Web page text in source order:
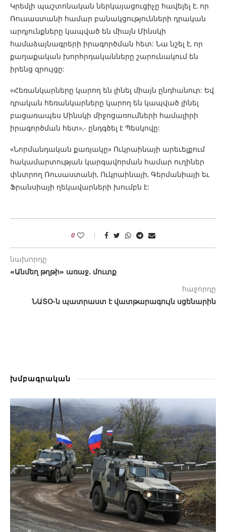
Կրեմլի պաշտոնական ներկայացուցիչը հավելել է, որ
Ռուսաստանի համար բանակցությունների դրական
արդյունքները կապված են միայն Մինսկի
համաձայնագրերի իրագործման հետ: Նա նշել է, որ
քաղաքական խորհրդականները շարունակում են
իրենց զրույցը:
«Հեռանկարները կարող են լինել միայն ընդհանուր: Եվ
դրական հեռանկարները կարող են կապված լինել
բացառապես Մինսկի միջոցառումների համալիրի
իրագործման հետ»,- ընդգծել է Պեսկովը:
«Նորմանդական քառյակը» Ուկրաինայի արեւելքում
հակամարտության կարգավորման համար ուղիներ
փնտրող Ռուսաստանի, Ուկրաինայի, Գերմանիայի եւ
Ֆրանսիայի ղեկավարների խումբն է:
0
նախորդը
«Անմեղ թղթի» առաջ. մուտք
հաջորդը
ՆԱՏՕ-ն պատրաստ է վատթարագույն սցենարին
խմբագրական